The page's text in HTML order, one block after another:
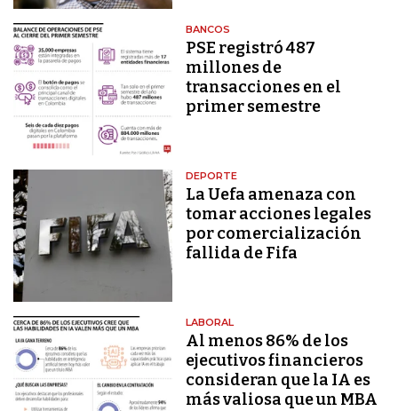
BANCOS
PSE registró 487
millones de
transacciones en el
primer semestre
DEPORTE
La Uefa amenaza con
tomar acciones legales
por comercialización
fallida de Fifa
LABORAL
Al menos 86% de los
ejecutivos financieros
consideran que la IA es
más valiosa que un MBA